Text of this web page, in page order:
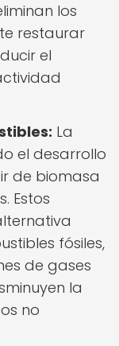
los
restaurar
el
La
el desarrollo
de biomasa
Estos
fósiles,
de gases
la
no